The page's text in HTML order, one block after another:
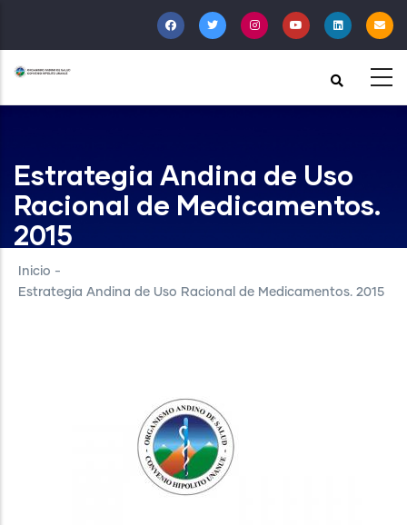
al
contenido
principal
Estrategia Andina de Uso
Racional de Medicamentos.
2015
Inicio -
Estrategia Andina de Uso Racional de Medicamentos. 2015